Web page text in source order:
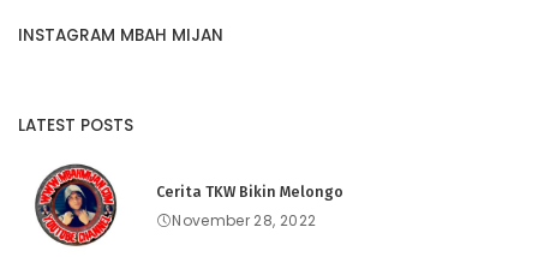
INSTAGRAM MBAH MIJAN
LATEST POSTS
Cerita TKW Bikin Melongo
November 28, 2022